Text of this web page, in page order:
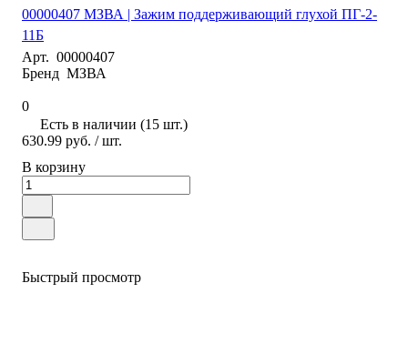
00000407 МЗВА | Зажим поддерживающий глухой ПГ-2-
11Б
Арт. 00000407
Бренд МЗВА
0
Есть в наличии (15 шт.)
630.99 руб. / шт.
В корзину
Быстрый просмотр